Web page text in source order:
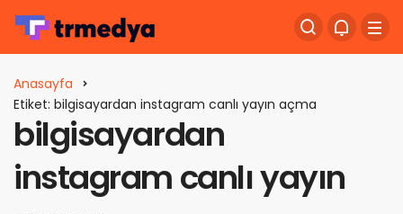
Anasayfa
Etiket: bilgisayardan instagram canlı yayın açma
bilgisayardan
instagram canlı yayın